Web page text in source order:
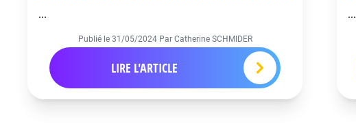
...
Publié le 31/05/2024 Par Catherine SCHMIDER
LIRE L'ARTICLE
...